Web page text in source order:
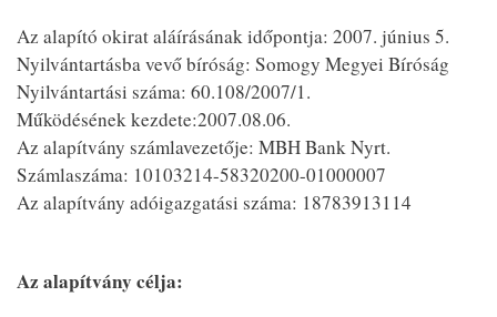
Az alapító okirat aláírásának időpontja: 2007. június 5.
Nyilvántartásba vevő bíróság: Somogy Megyei Bíróság
Nyilvántartási száma: 60.108/2007/1.
Működésének kezdete:2007.08.06.
Az alapítvány számlavezetője: MBH Bank Nyrt.
Számlaszáma: 10103214-58320200-01000007
Az alapítvány adóigazgatási száma: 18783913114
Az alapítvány célja: